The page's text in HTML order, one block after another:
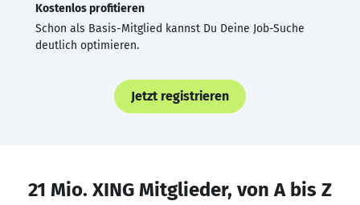
Kostenlos profitieren
Schon als Basis-Mitglied kannst Du Deine Job-Suche
deutlich optimieren.
Jetzt registrieren
21 Mio. XING Mitglieder, von A bis Z